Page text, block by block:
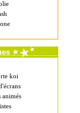
koi
animés